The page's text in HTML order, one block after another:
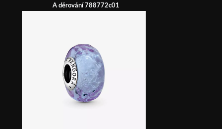
A děrování 788772c01